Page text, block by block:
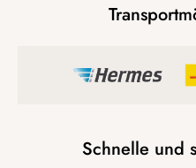
Schnelle und